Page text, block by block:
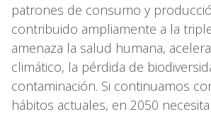
patrones de consumo y
contribuido ampliamente a la
amenaza la salud humana,
climático, la pérdida de
contaminación. Si continuamos
hábitos actuales, en 2050